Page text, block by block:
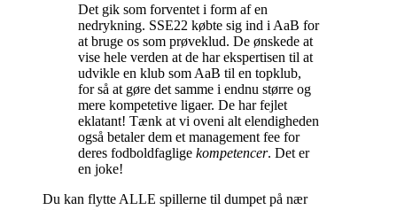
Det gik som forventet i form af en
nedrykning. SSE22 købte sig ind i AaB for
at bruge os som prøveklud. De ønskede at
vise hele verden at de har ekspertisen til at
udvikle en klub som AaB til en topklub,
for så at gøre det samme i endnu større og
mere kompetetive ligaer. De har fejlet
eklatant! Tænk at vi oveni alt elendigheden
også betaler dem et management fee for
deres fodboldfaglige kompetencer. Det er
en joke!
Du kan flytte ALLE spillerne til dumpet på nær